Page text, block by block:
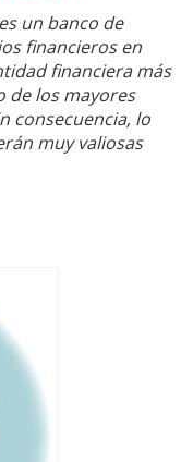
un banco de
financieros en
financiera más
de los mayores
consecuencia, lo
muy valiosas